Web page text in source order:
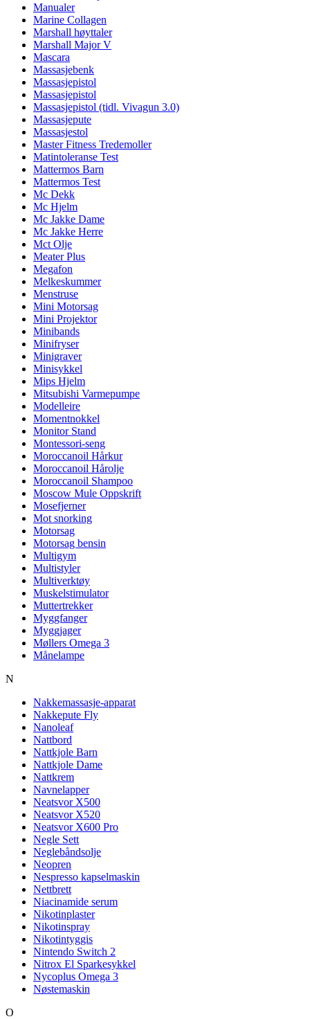
Manualer
Marine Collagen
Marshall høyttaler
Marshall Major V
Mascara
Massasjebenk
Massasjepistol
Massasjepistol
Massasjepistol (tidl. Vivagun 3.0)
Massasjepute
Massasjestol
Master Fitness Tredemoller
Matintoleranse Test
Mattermos Barn
Mattermos Test
Mc Dekk
Mc Hjelm
Mc Jakke Dame
Mc Jakke Herre
Mct Olje
Meater Plus
Megafon
Melkeskummer
Menstruse
Mini Motorsag
Mini Projektor
Minibands
Minifryser
Minigraver
Minisykkel
Mips Hjelm
Mitsubishi Varmepumpe
Modelleire
Momentnokkel
Monitor Stand
Montessori-seng
Moroccanoil Hårkur
Moroccanoil Hårolje
Moroccanoil Shampoo
Moscow Mule Oppskrift
Mosefjerner
Mot snorking
Motorsag
Motorsag bensin
Multigym
Multistyler
Multiverktøy
Muskelstimulator
Muttertrekker
Myggfanger
Myggjager
Møllers Omega 3
Månelampe
N
Nakkemassasje-apparat
Nakkepute Fly
Nanoleaf
Nattbord
Nattkjole Barn
Nattkjole Dame
Nattkrem
Navnelapper
Neatsvor X500
Neatsvor X520
Neatsvor X600 Pro
Negle Sett
Neglebåndsolje
Neopren
Nespresso kapselmaskin
Nettbrett
Niacinamide serum
Nikotinplaster
Nikotinspray
Nikotintyggis
Nintendo Switch 2
Nitrox El Sparkesykkel
Nycoplus Omega 3
Nøstemaskin
O